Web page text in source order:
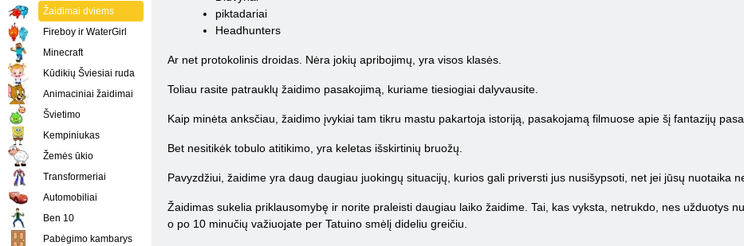
piktadariai
Headhunters
Ar net protokolinis droidas. Nėra jokių apribojimų, yra visos klasės.
Toliau rasite patrauklų žaidimo pasakojimą, kuriame tiesiogiai dalyvausite.
Kaip minėta anksčiau, žaidimo įvykiai tam tikru mastu pakartoja istoriją, pasakojamą filmuose apie šį fantazijų
Bet nesitikėk tobulo atitikimo, yra keletas išskirtinių bruožų.
Pavyzdžiui, žaidime yra daug daugiau juokingų situacijų, kurios gali priversti jus nusišypsoti, net jei jūsų nuotaika
Žaidimas sukelia priklausomybę ir norite praleisti daugiau laiko žaidime. Tai, kas vyksta, netrukdo, nes užduotys
o po 10 minučių važiuojate per Tatuino smėlį dideliu greičiu.
Žaidimai dviems
Fireboy ir WaterGirl
Minecraft
Kūdikių Šviesiai ruda
Animaciniai žaidimai
Švietimo
Kempiniukas
Žemės ūkio
Transformeriai
Automobiliai
Ben 10
Pabėgimo kambarys